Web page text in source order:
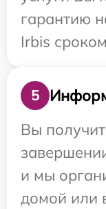
гарантию
Irbis
5
Вы
и мы
домой или